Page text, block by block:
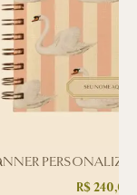
R$240,00